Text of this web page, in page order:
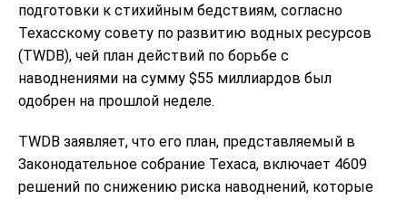
подготовки к стихийным бедствиям, согласно
Техасскому совету по развитию водных ресурсов
(TWDB), чей план действий по борьбе с
наводнениями на сумму $55 миллиардов был
одобрен на прошлой неделе.
TWDB заявляет, что его план, представляемый в
Законодательное собрание Техаса, включает 4609
решений по снижению риска наводнений, которые